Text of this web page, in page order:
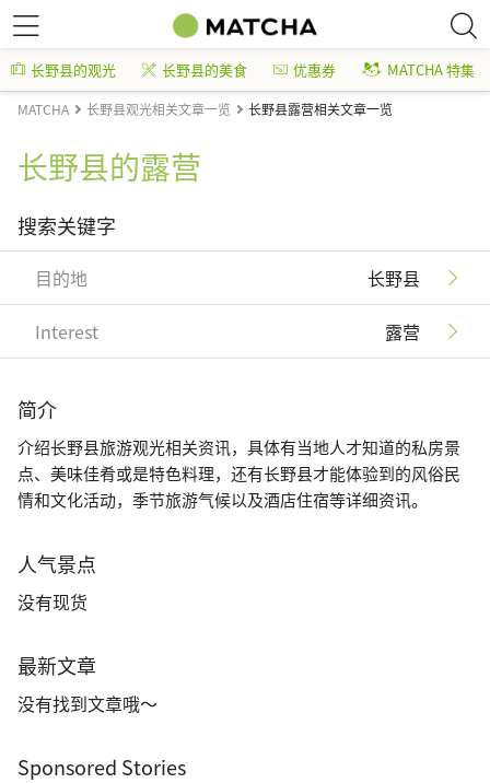
长野县的观光 长野县的美食 优惠券 MATCHA 特集
MATCHA 长野县观光相关文章一览 长野县露营相关文章一览
长野县的露营
搜索关键字
目的地 长野县
Interest 露营
简介
介绍长野县旅游观光相关资讯，具体有当地人才知道的私房景
点、美味佳肴或是特色料理，还有长野县才能体验到的风俗民
情和文化活动，季节旅游气候以及酒店住宿等详细资讯。
人气景点
没有现货
最新文章
没有找到文章哦～
Sponsored Stories